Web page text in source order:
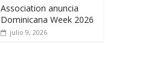
Association anuncia
Dominicana Week 2026
julio 9, 2026